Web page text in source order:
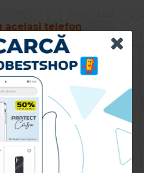
acelasi telefon